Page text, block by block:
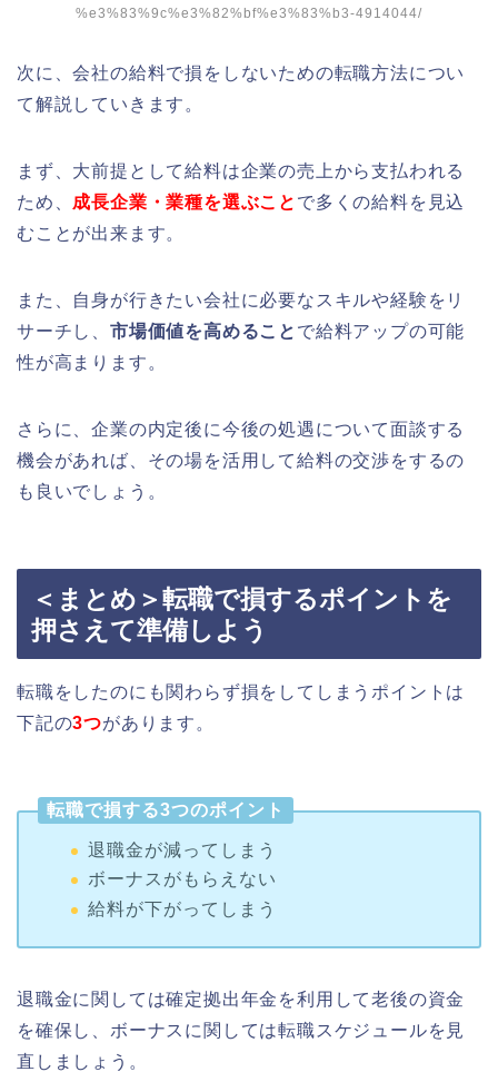
%e3%83%9c%e3%82%bf%e3%83%b3-4914044/
次に、会社の給料で損をしないための転職方法につい
て解説していきます。
まず、大前提として給料は企業の売上から支払われる
ため、 成長企業・業種を選ぶこと で多くの給料を見込
むことが出来ます。
また、自身が行きたい会社に必要なスキルや経験をリ
サーチし、 市場価値を高めること で給料アップの可能
性が高まります。
さらに、企業の内定後に今後の処遇について面談する
機会があれば、その場を活用して給料の交渉をするの
も良いでしょう。
＜まとめ＞転職で損するポイントを
押さえて準備しよう
転職をしたのにも関わらず損をしてしまうポイントは
下記の3つがあります。
転職で損する3つのポイント
退職金が減ってしまう
ボーナスがもらえない
給料が下がってしまう
退職金に関しては確定拠出年金を利用して老後の資金
を確保し、ボーナスに関しては転職スケジュールを見
直しましょう。